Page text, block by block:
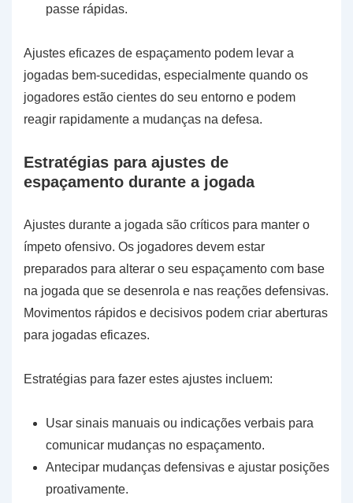
passe rápidas.
Ajustes eficazes de espaçamento podem levar a
jogadas bem-sucedidas, especialmente quando os
jogadores estão cientes do seu entorno e podem
reagir rapidamente a mudanças na defesa.
Estratégias para ajustes de
espaçamento durante a jogada
Ajustes durante a jogada são críticos para manter o
ímpeto ofensivo. Os jogadores devem estar
preparados para alterar o seu espaçamento com base
na jogada que se desenrola e nas reações defensivas.
Movimentos rápidos e decisivos podem criar aberturas
para jogadas eficazes.
Estratégias para fazer estes ajustes incluem:
Usar sinais manuais ou indicações verbais para
comunicar mudanças no espaçamento.
Antecipar mudanças defensivas e ajustar posições
proativamente.